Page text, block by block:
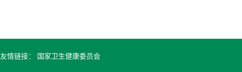
友情链接： 国家卫生健康委员会